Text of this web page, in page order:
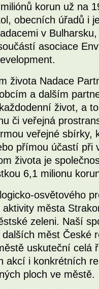
korun už na
obecních úřadů i
v
asociace
života Nadace
a dalším
život, a
či veřejná
veřejné sbírky,
přímou účastí při
života je
6,1 milionu
osvětového
aktivity města
zeleni. Naší
měst České
uskuteční celá
akcí i konkrétních
ploch ve městě.